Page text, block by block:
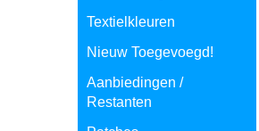
Textielkleuren
Nieuw Toegevoegd!
Aanbiedingen /
Restanten